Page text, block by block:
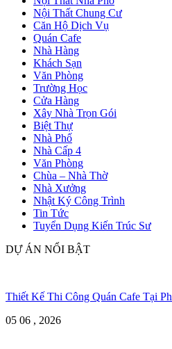
Nội Thất Chung Cư
Căn Hộ Dịch Vụ
Quán Cafe
Nhà Hàng
Khách Sạn
Văn Phòng
Trường Học
Cửa Hàng
Xây Nhà Trọn Gói
Biệt Thự
Nhà Phố
Nhà Cấp 4
Văn Phòng
Chùa – Nhà Thờ
Nhà Xưởng
Nhật Ký Công Trình
Tin Tức
Tuyển Dụng Kiến Trúc Sư
DỰ ÁN NỔI BẬT
Thiết Kế Thi Công Quán Cafe Tại
05 06 , 2026